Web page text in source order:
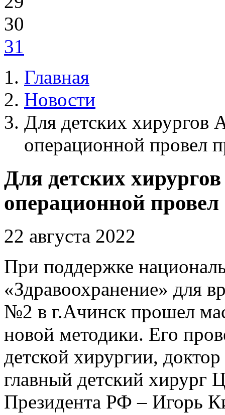
30
31
Главная
Новости
Для детских хирургов
операционной провел
Для детских
операционной
22 августа 2022
При поддержке
«Здравоохранение» для
№2 в г.Ачинск прошел
новой методики. Его
детской хирургии,
главный детский хирург
Президента РФ – Игорь